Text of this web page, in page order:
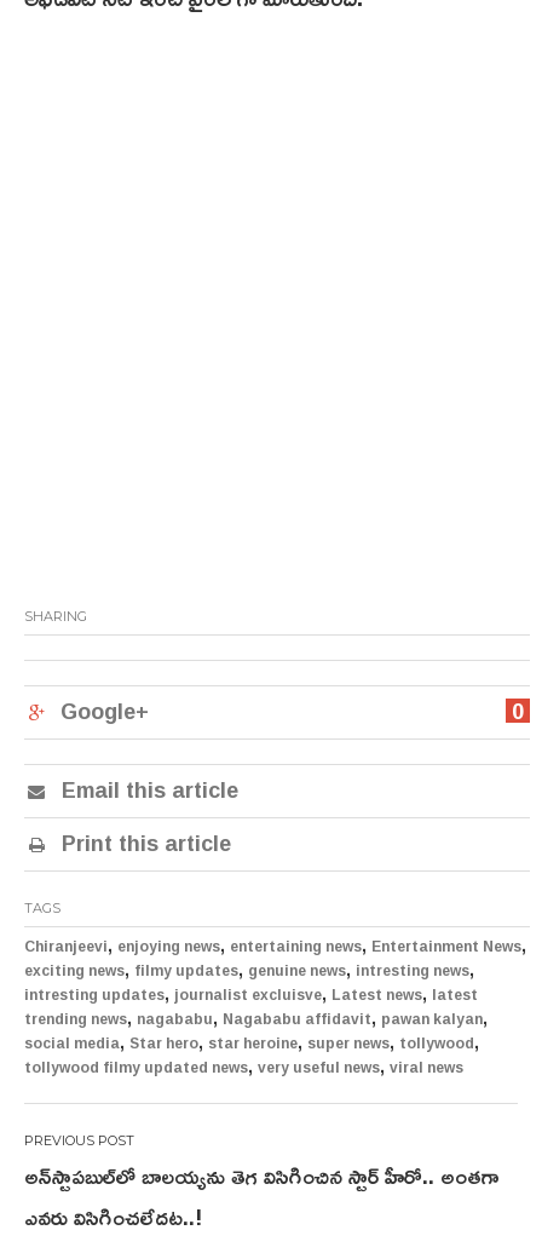
SHARING
0
Google+
Email this article
Print this article
TAGS
Chiranjeevi, enjoying news, entertaining news, Entertainment News,
exciting news, filmy updates, genuine news, intresting news,
intresting updates, journalist excluisve, Latest news, latest
trending news, nagababu, Nagababu affidavit, pawan kalyan,
social media, Star hero, star heroine, super news, tollywood,
tollywood filmy updated news, very useful news, viral news
Post
navigation
అన్‌స్టాపబుల్‌లో బాలయ్యను తెగ విసిగించిన స్టార్ హీరో.. అంతగా
ఎవరు విసిగించలేదట..!